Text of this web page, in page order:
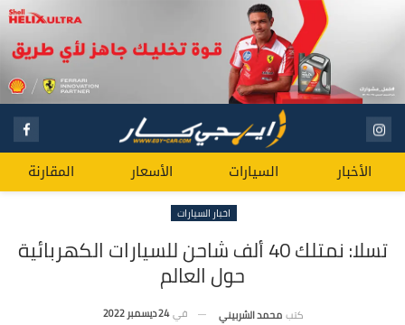
الأخبار السيارات الأسعار المقارنة
اخبار السيارات
تسلا: نمتلك 40 ألف شاحن للسيارات الكهربائية
حول العالم
كتب محمد الشربيني في 24 ديسمبر 2022